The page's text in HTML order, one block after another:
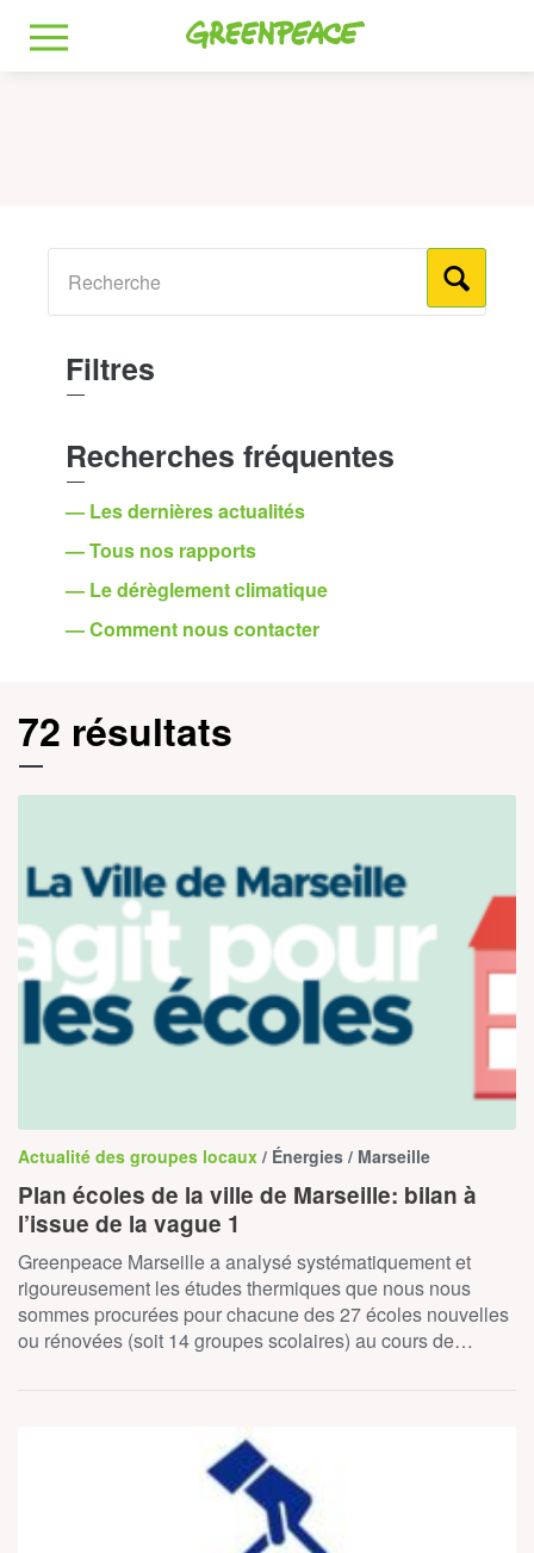
Greenpeace
MENU
Filtres
Recherches fréquentes
— Les dernières actualités
— Tous nos rapports
— Le dérèglement climatique
— Comment nous contacter
72 résultats
Actualité des groupes locaux / Énergies / Marseille
Plan écoles de la ville de Marseille: bilan à
l’issue de la vague 1
Greenpeace Marseille a analysé systématiquement et
rigoureusement les études thermiques que nous nous
sommes procurées pour chacune des 27 écoles nouvelles
ou rénovées (soit 14 groupes scolaires) au cours de…